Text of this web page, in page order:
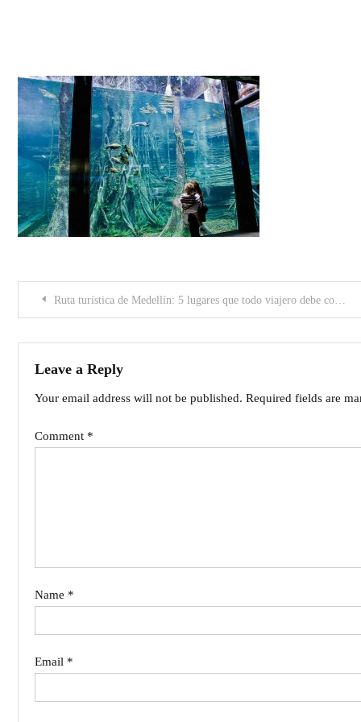
PostRuta turística de Medellín: 5 lugares que todo viajero debe conocer en la ciudad
Leave a Reply
Your email address will not be published. Required fields are
Comment *
Name *
Email *